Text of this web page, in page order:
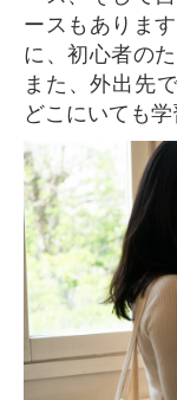
ースもありま
に、初心者の
また、外出先
どこにいても